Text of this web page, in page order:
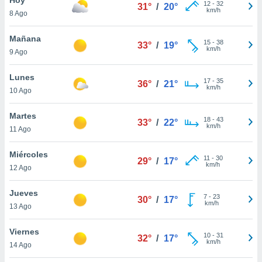
en
más
nuestra
de
cookies
aceptar
8 Ago
31° / 20° 12- 32
km/h
Mañana
9 Ago
33° / 19° 15- 38
km/h
Lunes
10 Ago
36° / 21° 17- 35
km/h
Martes
11 Ago
33° / 22° 18- 43
km/h
Miércoles
12 Ago
29° / 17° 11 - 30
km/h
Jueves
13 Ago
30° / 17° 7- 23
km/h
Viernes
14 Ago
32° / 17° 10- 31
km/h